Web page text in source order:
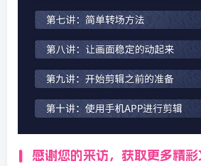
感谢您的来访，获取更多精彩